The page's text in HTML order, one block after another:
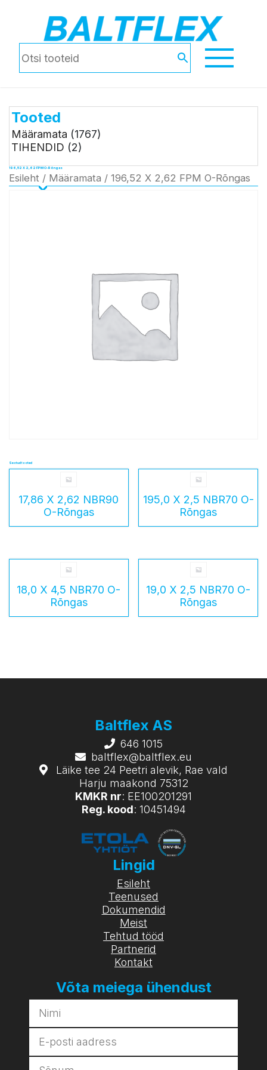
Tooted
Määramata (1767)
TIHENDID (2)
196,52 X 2,62 FPM O-Rõngas
Esileht / Määramata / 196,52 X 2,62 FPM O-Rõngas
Seotud tooted
17,86 X 2,62 NBR90
O-Rõngas
195,0 X 2,5 NBR70 O-
Rõngas
18,0 X 4,5 NBR70 O-
Rõngas
19,0 X 2,5 NBR70 O-
Rõngas
Baltflex AS
646 1015
baltflex@baltflex.eu
Läike tee 24 Peetri alevik, Rae vald
Harju maakond 75312
KMKR nr: EE100201291
Reg. kood: 10451494
Lingid
Esileht
Teenused
Dokumendid
Meist
Tehtud tööd
Partnerid
Kontakt
Võta meiega ühendust